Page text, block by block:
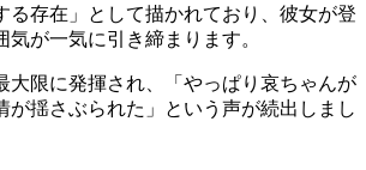
る存在」として描かれており、彼女が登
が一気に引き締まります。
大限に発揮され、「やっぱり哀ちゃんが
が揺さぶられた」という声が続出しまし